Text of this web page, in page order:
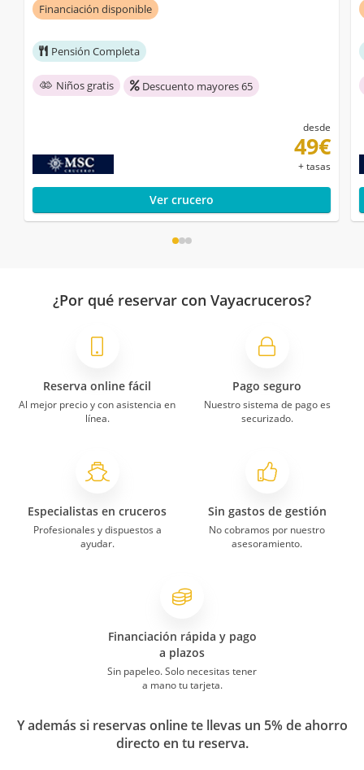
Financiación disponible
Pensión Completa
Niños gratis Descuento mayores 65
desde
49€
+ tasas
Ver crucero
¿Por qué reservar con Vayacruceros?
Reserva online fácil
Al mejor precio y con asistencia en
línea.
Pago seguro
Nuestro sistema de pago es
securizado.
Especialistas en cruceros
Profesionales y dispuestos a
ayudar.
Sin gastos de gestión
No cobramos por nuestro
asesoramiento.
Financiación rápida y pago
a plazos
Sin papeleo. Solo necesitas tener
a mano tu tarjeta.
Y además si reservas online te llevas un 5% de ahorro
directo en tu reserva.